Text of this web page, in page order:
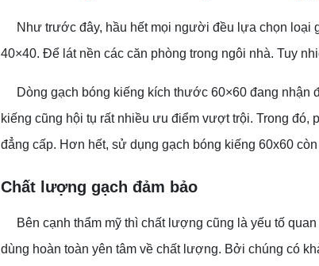
Như trước đây, hầu hết mọi người đều lựa chọn loại
40×40. Để lát nền các căn phòng trong ngôi nhà. Tuy
Dòng gạch bóng kiếng kích thước 60×60 đang
kiếng cũng hội tụ rất nhiều ưu điểm vượt trội. Trong đó,
đẳng cấp. Hơn hết, sử dụng gạch bóng kiếng 60x60
Chất lượng gạch đảm bảo
Bên cạnh thẩm mỹ thì chất lượng cũng là yếu tố
dùng hoàn toàn yên tâm về chất lượng. Bởi chúng có